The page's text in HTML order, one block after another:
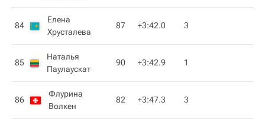
84
Елена
Хрусталева
87 +3:42.0 3
85
Наталья
Паулаускат
90 +3:42.9 1
86
Флурина
Волкен
82 +3:47.3 3